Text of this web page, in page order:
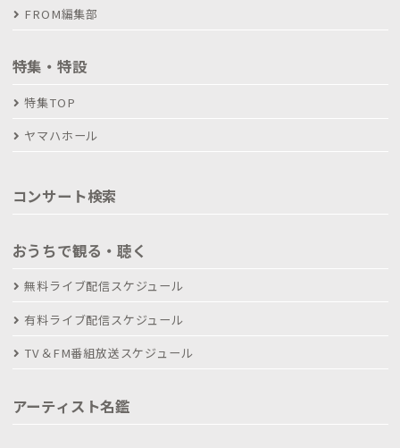
FROM編集部
特集・特設
特集TOP
ヤマハホール
コンサート検索
おうちで観る・聴く
無料ライブ配信スケジュール
有料ライブ配信スケジュール
TV＆FM番組放送スケジュール
アーティスト名鑑